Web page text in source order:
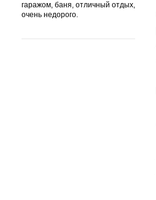
гаражом, баня, отличный отдых,
очень недорого.